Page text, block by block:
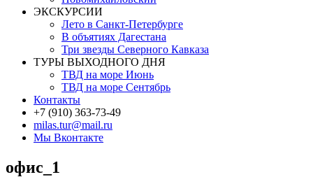
ЭКСКУРСИИ
Лето в Санкт-Петербурге
В объятиях Дагестана
Три звезды Северного Кавказа
ТУРЫ ВЫХОДНОГО ДНЯ
ТВД на море Июнь
ТВД на море Сентябрь
Контакты
+7 (910) 363-73-49
milas.tur@mail.ru
Мы Вконтакте
офис_1